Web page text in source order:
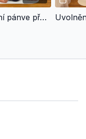
Rozhýbání pánve přes ručník & Šlapání Pánví